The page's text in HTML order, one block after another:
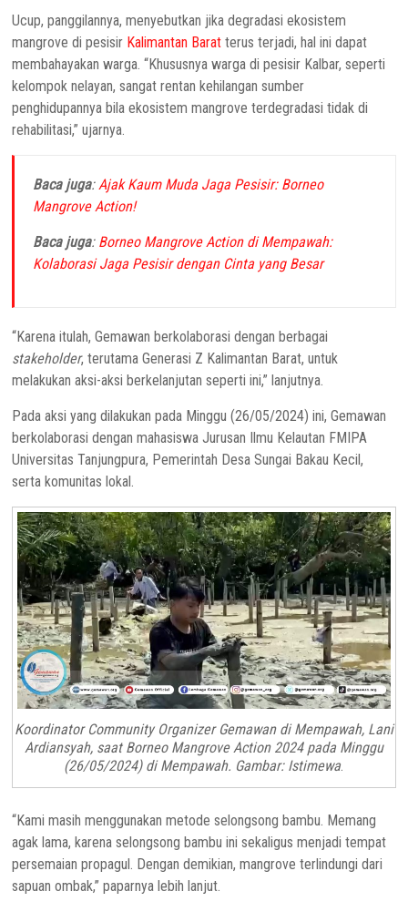
Ucup, panggilannya, menyebutkan jika degradasi ekosistem
mangrove di pesisir Kalimantan Barat terus terjadi, hal ini dapat
membahayakan warga. “Khususnya warga di pesisir Kalbar, seperti
kelompok nelayan, sangat rentan kehilangan sumber
penghidupannya bila ekosistem mangrove terdegradasi tidak di
rehabilitasi,” ujarnya.
Baca juga: Ajak Kaum Muda Jaga Pesisir: Borneo
Mangrove Action!
Baca juga: Borneo Mangrove Action di Mempawah:
Kolaborasi Jaga Pesisir dengan Cinta yang Besar
“Karena itulah, Gemawan berkolaborasi dengan berbagai
stakeholder, terutama Generasi Z Kalimantan Barat, untuk
melakukan aksi-aksi berkelanjutan seperti ini,” lanjutnya.
Pada aksi yang dilakukan pada Minggu (26/05/2024) ini, Gemawan
berkolaborasi dengan mahasiswa Jurusan Ilmu Kelautan FMIPA
Universitas Tanjungpura, Pemerintah Desa Sungai Bakau Kecil,
serta komunitas lokal.
Koordinator Community Organizer Gemawan di Mempawah, Lani
Ardiansyah, saat Borneo Mangrove Action 2024 pada Minggu
(26/05/2024) di Mempawah. Gambar: Istimewa
“Kami masih menggunakan metode selongsong bambu. Memang
agak lama, karena selongsong bambu ini sekaligus menjadi tempat
persemaian propagul. Dengan demikian, mangrove terlindungi dari
sapuan ombak,” paparnya lebih lanjut.